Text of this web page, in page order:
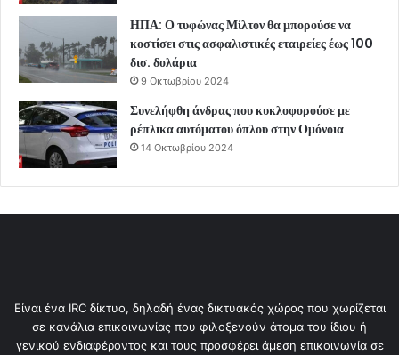
ΗΠΑ: Ο τυφώνας Μίλτον θα μπορούσε να
κοστίσει στις ασφαλιστικές εταιρείες έως 100
δισ. δολάρια
9 Οκτωβρίου 2024
Συνελήφθη άνδρας που κυκλοφορούσε με
ρέπλικα αυτόματου όπλου στην Ομόνοια
14 Οκτωβρίου 2024
Είναι ένα IRC δίκτυο, δηλαδή ένας δικτυακός χώρος που χωρίζεται
σε κανάλια επικοινωνίας που φιλοξενούν άτομα του ίδιου ή
γενικού ενδιαφέροντος και τους προσφέρει άμεση επικοινωνία σε